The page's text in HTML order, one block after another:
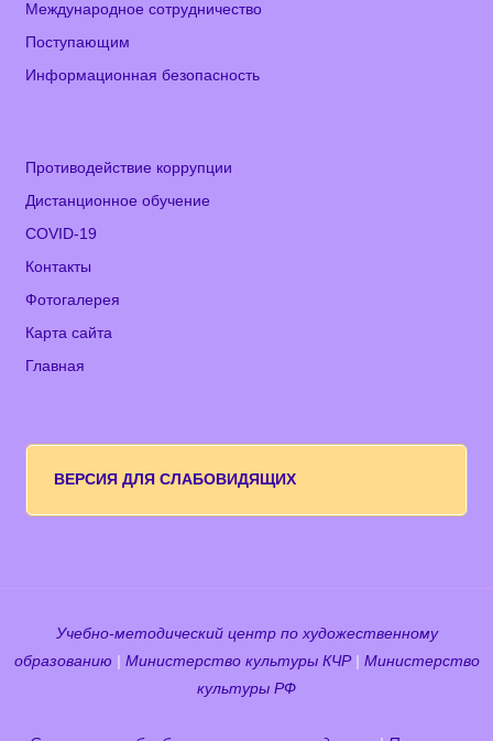
Международное сотрудничество
Поступающим
Информационная безопасность
Противодействие коррупции
Дистанционное обучение
COVID-19
Контакты
Фотогалерея
Карта сайта
Главная
ВЕРСИЯ ДЛЯ СЛАБОВИДЯЩИХ
Учебно-методический центр по художественному
образованию
Министерство культуры КЧР| Министерство
культуры РФ